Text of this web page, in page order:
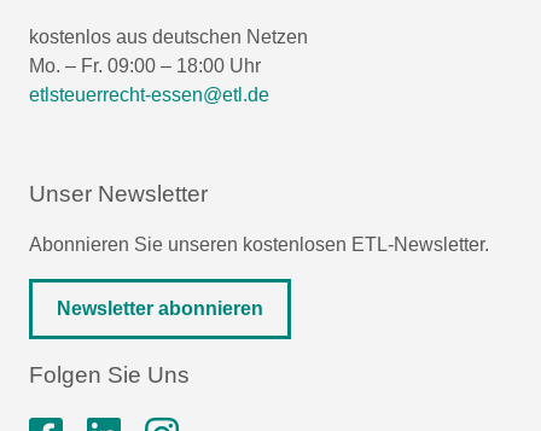
kostenlos aus deutschen Netzen
Mo. – Fr. 09:00 – 18:00 Uhr
etlsteuerrecht-essen@etl.de
Unser Newsletter
Abonnieren Sie unseren kostenlosen ETL-Newsletter.
Newsletter abonnieren
Folgen Sie Uns